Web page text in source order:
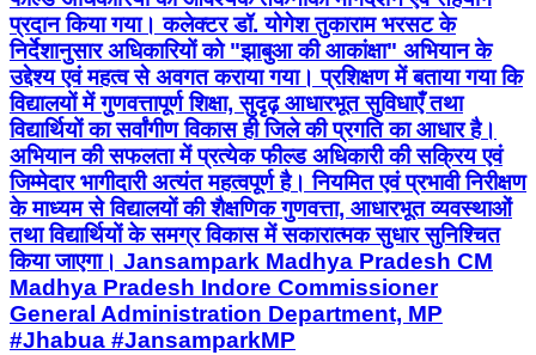
प्रदान किया गया। कलेक्टर डॉ. योगेश तुकाराम भरसट के
निर्देशानुसार अधिकारियों को "झाबुआ की आकांक्षा" अभियान के
उद्देश्य एवं महत्व से अवगत कराया गया। प्रशिक्षण में बताया गया कि
विद्यालयों में गुणवत्तापूर्ण शिक्षा, सुदृढ़ आधारभूत सुविधाएँ तथा
विद्यार्थियों का सर्वांगीण विकास ही जिले की प्रगति का आधार है।
अभियान की सफलता में प्रत्येक फील्ड अधिकारी की सक्रिय एवं
जिम्मेदार भागीदारी अत्यंत महत्वपूर्ण है। नियमित एवं प्रभावी निरीक्षण
के माध्यम से विद्यालयों की शैक्षणिक गुणवत्ता, आधारभूत व्यवस्थाओं
तथा विद्यार्थियों के समग्र विकास में सकारात्मक सुधार सुनिश्चित
किया जाएगा। Jansampark Madhya Pradesh CM
Madhya Pradesh Indore Commissioner
General Administration Department, MP
#Jhabua #JansamparkMP